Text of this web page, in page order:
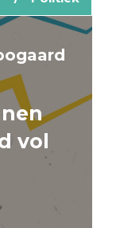
vol